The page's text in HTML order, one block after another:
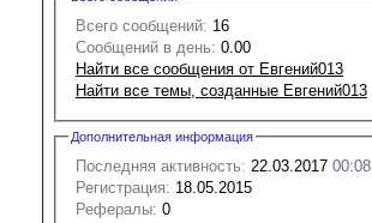
Всего сообщений: 16
Сообщений в день: 0.00
Найти все сообщения от Евгений013
Найти все темы, созданные Евгений013
Дополнительная информация
Последняя активность: 22.03.2017 00:08
Регистрация: 18.05.2015
Рефералы: 0